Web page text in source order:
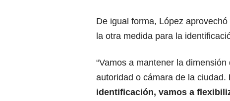
De igual forma, López
la otra medida para la
“Vamos a mantener la
autoridad o cámara de la ciudad.
identificación, vamos a